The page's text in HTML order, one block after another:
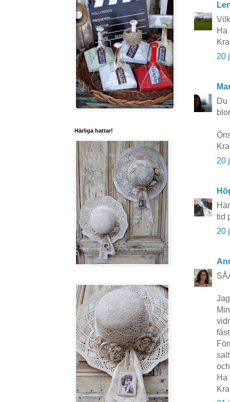
Ha
20
Du
20
tid
20
Ha
Härliga hattar!